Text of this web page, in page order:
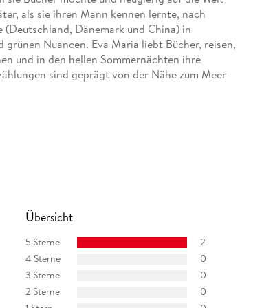
als sie ihren Mann kennen lernte, nach
Dänemark und China) in
Nuancen. Eva Maria liebt Bücher, reisen,
und in den hellen Sommernächten ihre
sind geprägt von der Nähe zum Meer
Übersicht
5 Sterne
2
4 Sterne
0
3 Sterne
0
2 Sterne
0